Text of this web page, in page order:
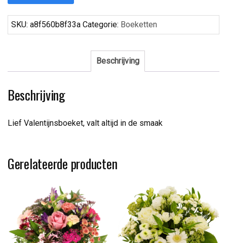
SKU: a8f560b8f33a Categorie: Boeketten
Beschrijving
Beschrijving
Lief Valentijnsboeket, valt altijd in de smaak
Gerelateerde producten